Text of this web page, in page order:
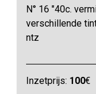
N° 16 "40c.
verschillende
ntz
Inzetprijs: 100€